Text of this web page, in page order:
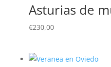
Asturias de
€230,00